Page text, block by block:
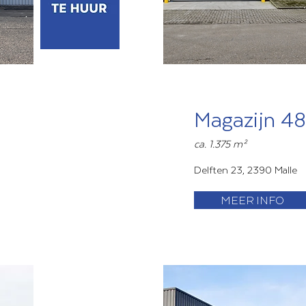
Magazijn
ca. 1.375 m²
Delften 23, 2390 Malle
MEER INFO